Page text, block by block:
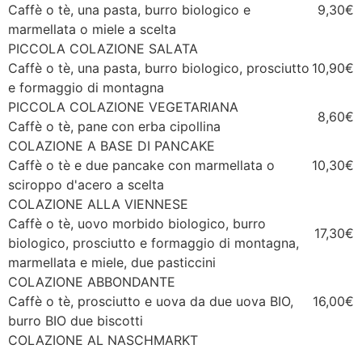
Caffè o tè, una pasta, burro biologico e
marmellata o miele a scelta
9,30€
PICCOLA COLAZIONE SALATA
Caffè o tè, una pasta, burro biologico, prosciutto
e formaggio di montagna
10,90€
PICCOLA COLAZIONE VEGETARIANA
Caffè o tè, pane con erba cipollina
8,60€
COLAZIONE A BASE DI PANCAKE
Caffè o tè e due pancake con marmellata o
sciroppo d'acero a scelta
10,30€
COLAZIONE ALLA VIENNESE
Caffè o tè, uovo morbido biologico, burro
biologico, prosciutto e formaggio di montagna,
marmellata e miele, due pasticcini
17,30€
COLAZIONE ABBONDANTE
Caffè o tè, prosciutto e uova da due uova BIO,
burro BIO due biscotti
16,00€
COLAZIONE AL NASCHMARKT